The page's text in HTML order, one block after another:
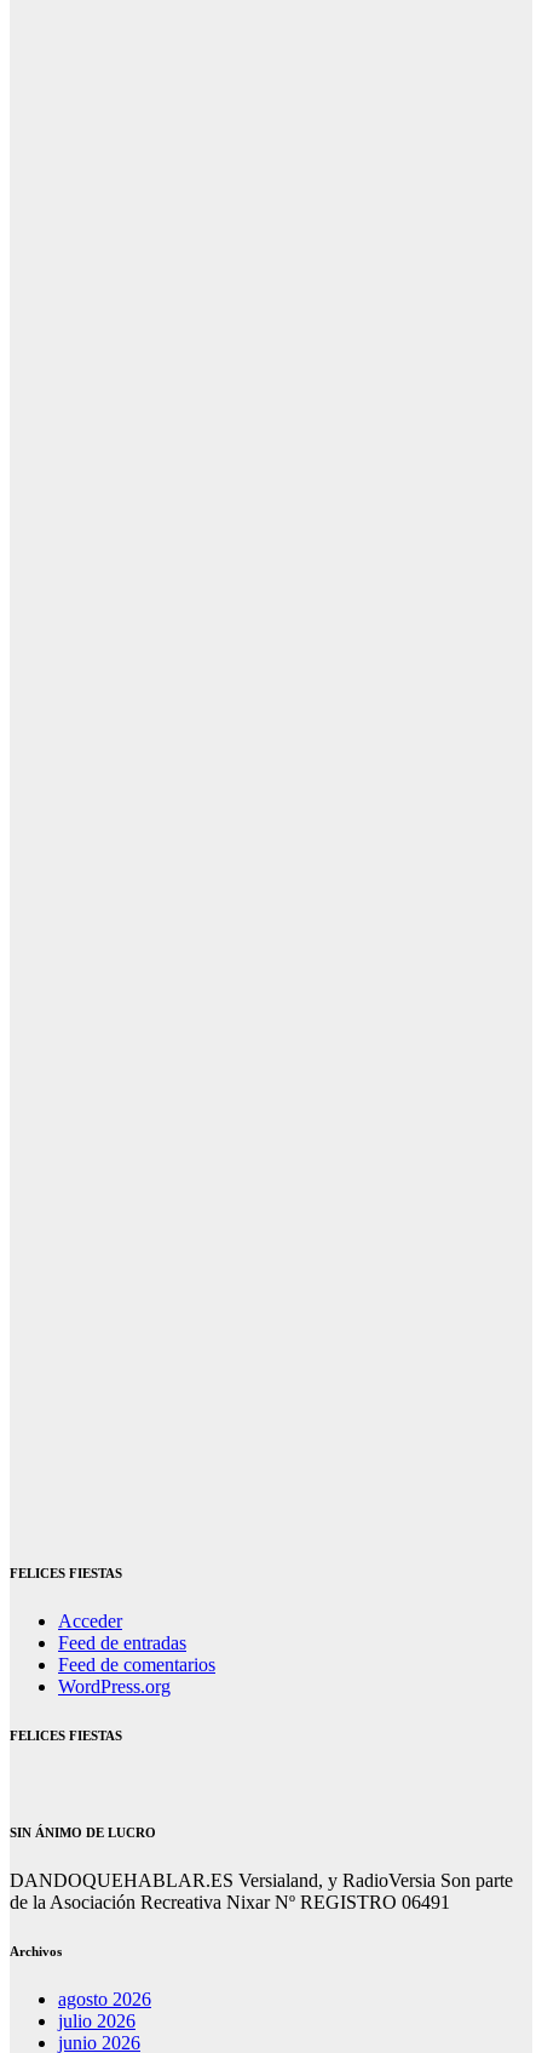
FELICES FIESTAS
Acceder
Feed de entradas
Feed de comentarios
WordPress.org
FELICES FIESTAS
SIN ÁNIMO DE LUCRO
DANDOQUEHABLAR.ES Versialand, y RadioVersia Son parte
de la Asociación Recreativa Nixar Nº REGISTRO 06491
Archivos
agosto 2026
julio 2026
junio 2026